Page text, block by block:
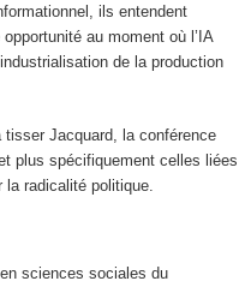
ils entendent
au moment où l’IA
de la production
Jacquard, la conférence
plus spécifiquement celles liées
la radicalité politique.
sciences sociales du